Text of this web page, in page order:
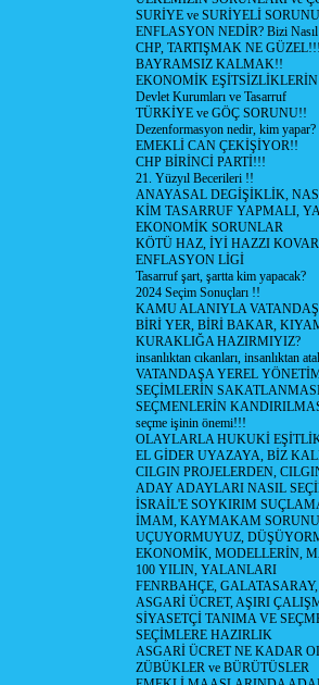
SURİYE ve SURİYELİ
ENFLASYON NEDİR? Bizi
CHP, TARTIŞMAK NE
BAYRAMSIZ KALMAK!!
EKONOMİK
Devlet Kurumları ve Tasarruf
TÜRKİYE ve GÖÇ SORUNU!!
Dezenformasyon nedir, kim yapar?
EMEKLİ CAN ÇEKİŞİYOR!!
CHP BİRİNCİ PARTİ!!!
21. Yüzyıl Becerileri !!
ANAYASAL DEGİŞİKLİK,
KİM TASARRUF YAPMALI,
EKONOMİK SORUNLAR
KÖTÜ HAZ, İYİ HAZZI
ENFLASYON LİGİ
Tasarruf şart, şartta kim yapacak?
2024 Seçim Sonuçları !!
KAMU ALANIYLA
BİRİ YER, BİRİ BAKAR,
KURAKLIĞA HAZIRMIYIZ?
insanlıktan cıkanları, insanlıktan
VATANDAŞA YEREL
SEÇİMLERİN
SEÇMENLERİN
seçme işinin önemi!!!
OLAYLARLA HUKUKİ
EL GİDER UYAZAYA, BİZ
CILGIN PROJELERDEN,
ADAY ADAYLARI NASIL
İSRAİL'E SOYKIRIM
İMAM, KAYMAKAM SORUNU
UÇUYORMUYUZ,
EKONOMİK, MODELLERİN,
100 YILIN, YALANLARI
FENRBAHÇE,
ASGARİ ÜCRET, AŞIRI
SİYASETÇİ TANIMA VE
SEÇİMLERE HAZIRLIK
ASGARİ ÜCRET NE KADAR
ZÜBÜKLER ve BÜRÜTÜSLER